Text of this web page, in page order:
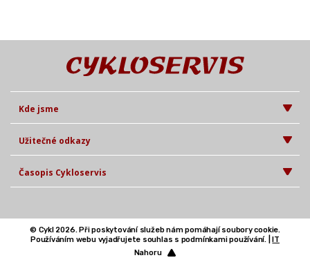
Kde jsme
Užitečné odkazy
Časopis Cykloservis
© Cykl 2026. Při poskytování služeb nám pomáhají soubory cookie.
Používáním webu vyjadřujete souhlas s podmínkami používání. |
IT
Nahoru